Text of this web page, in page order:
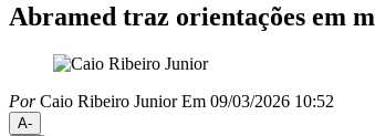
Abramed traz orientações em
PorCaio Ribeiro Junior Em 09/03/2026 10:52
A-